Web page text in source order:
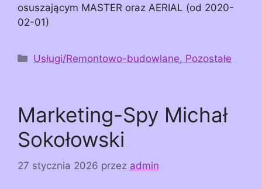
osuszającym MASTER oraz AERIAL (od 2020-
02-01)
Kategorie
Usługi/Remontowo-budowlane, Pozostałe
Marketing-Spy Michał
Sokołowski
27 stycznia 2026 przez admin